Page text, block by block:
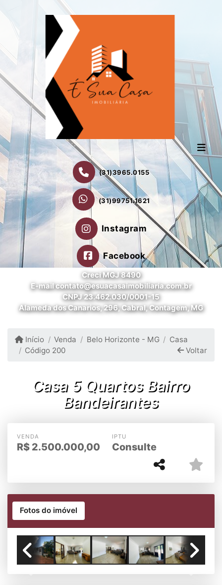
(31)3965.0155
(31)99751.1621
Instagram
Facebook
Creci MGJ 8490
E-mail contato@esuacasaimobiliaria.com.br
CNPJ 23.462.030/0001-15
Alameda dos Canarios, 296, Cabral, Contagem, MG
Início Venda Belo Horizonte - MG
Casa
Código 200
Voltar
Casa 5 Quartos Bairro
Bandeirantes
VENDA
R$ 2.500.000,00
IPTU
Consulte
Fotos do imóvel